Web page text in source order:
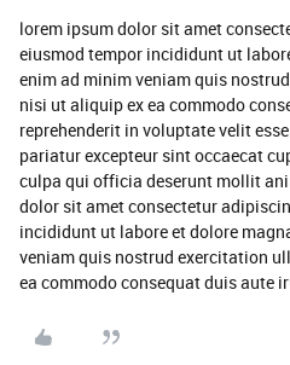
lorem ipsum dolor sit amet
eiusmod tempor incididunt ut
enim ad minim veniam quis
nisi ut aliquip ex ea commodo
reprehenderit in voluptate velit
pariatur excepteur sint occaecat
culpa qui officia deserunt mollit
dolor sit amet consectetur
incididunt ut labore et dolore
veniam quis nostrud exercitation
ea commodo consequat duis aute